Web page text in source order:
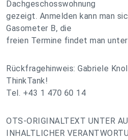
Dachgeschosswohnung
gezeigt. Anmelden kann man
Gasometer B, die
freien Termine findet man unter
Rückfragehinweis: Gabriele
ThinkTank!
Tel. +43 1 470 60 14
OTS-ORIGINALTEXT UNTER
INHALTLICHER